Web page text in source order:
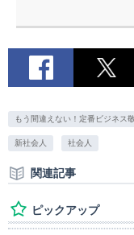
もう間違えない！定番ビジネス
新社会人 社会人
関連記事
ピックアップ